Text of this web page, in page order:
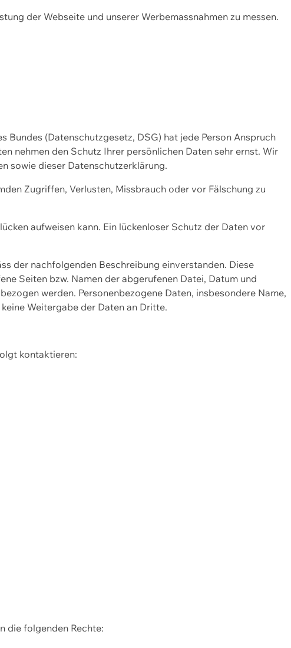
der Webseite und unserer Werbemassnahmen zu messen.
(Datenschutzgesetz, DSG) hat jede Person Anspruch
nehmen den Schutz Ihrer persönlichen Daten sehr ernst. Wir
sowie dieser Datenschutzerklärung.
Zugriffen, Verlusten, Missbrauch oder vor Fälschung zu
aufweisen kann. Ein lückenloser Schutz der Daten vor
der nachfolgenden Beschreibung einverstanden. Diese
Seiten bzw. Namen der abgerufenen Datei, Datum und
werden. Personenbezogene Daten, insbesondere Name,
Weitergabe der Daten an Dritte.
kontaktieren:
die folgenden Rechte: